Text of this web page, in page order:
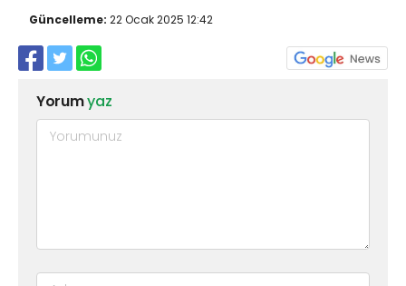
Güncelleme: 22 Ocak 2025 12:42
Yorumyaz